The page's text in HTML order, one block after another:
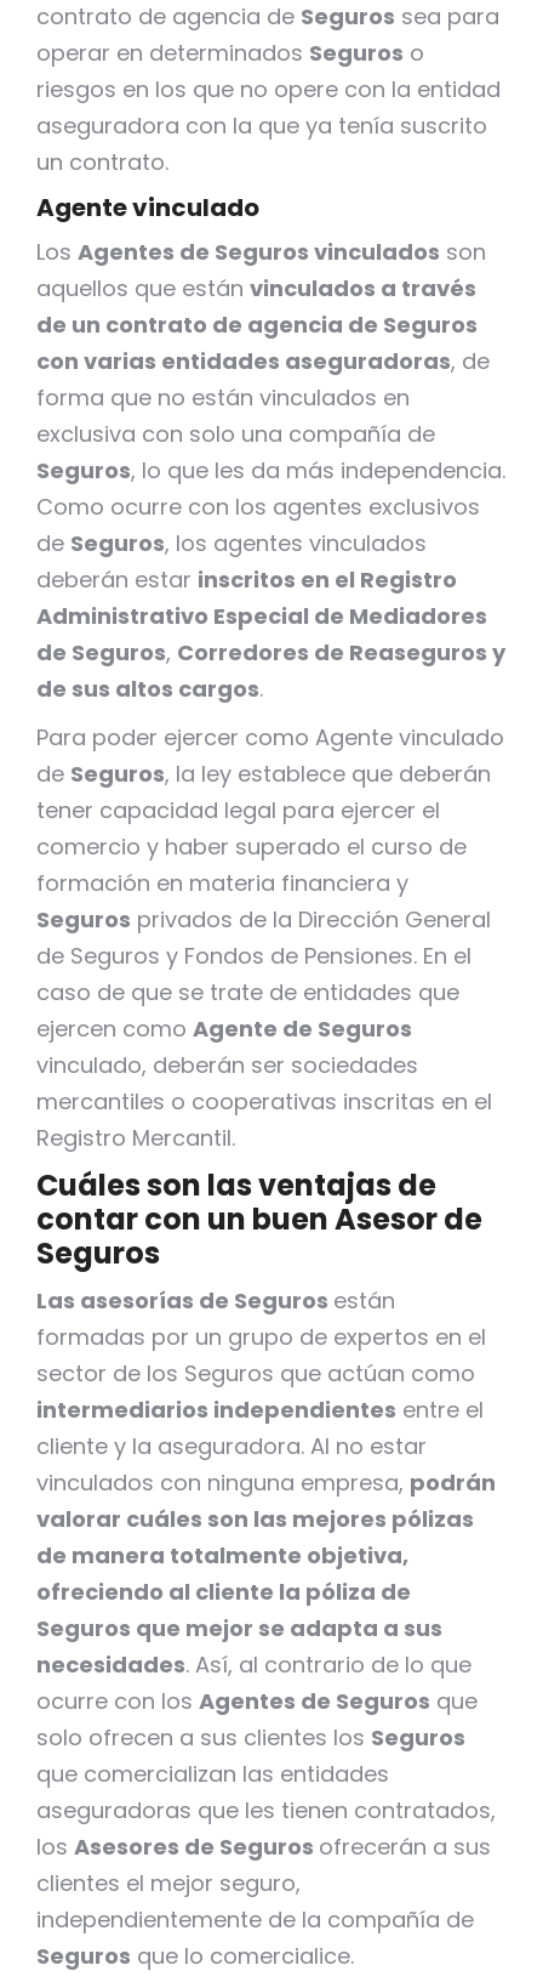
contrato de agencia de Seguros sea para
operar en determinados Seguros o
riesgos en los que no opere con la entidad
aseguradora con la que ya tenía suscrito
un contrato.
Agente vinculado
Los Agentes de Seguros vinculados son
aquellos que están vinculados a través
de un contrato de agencia de Seguros
con varias entidades aseguradoras, de
forma que no están vinculados en
exclusiva con solo una compañía de
Seguros, lo que les da más independencia.
Como ocurre con los agentes exclusivos
de Seguros, los agentes vinculados
deberán estar inscritos en el Registro
Administrativo Especial de Mediadores
de Seguros, Corredores de Reaseguros y
de sus altos cargos.
Para poder ejercer como Agente vinculado
de Seguros, la ley establece que deberán
tener capacidad legal para ejercer el
comercio y haber superado el curso de
formación en materia financiera y
Seguros privados de la Dirección General
de Seguros y Fondos de Pensiones. En el
caso de que se trate de entidades que
ejercen como Agente de Seguros
vinculado, deberán ser sociedades
mercantiles o cooperativas inscritas en el
Registro Mercantil.
Cuáles son las ventajas de
contar con un buen Asesor de
Seguros
Las asesorías de Seguros están
formadas por un grupo de expertos en el
sector de los Seguros que actúan como
intermediarios independientes entre el
cliente y la aseguradora. Al no estar
vinculados con ninguna empresa, podrán
valorar cuáles son las mejores pólizas
de manera totalmente objetiva,
ofreciendo al cliente la póliza de
Seguros que mejor se adapta a sus
necesidades. Así, al contrario de lo que
ocurre con los Agentes de Seguros que
solo ofrecen a sus clientes los Seguros
que comercializan las entidades
aseguradoras que les tienen contratados,
los Asesores de Seguros ofrecerán a sus
clientes el mejor seguro,
independientemente de la compañía de
Seguros que lo comercialice.